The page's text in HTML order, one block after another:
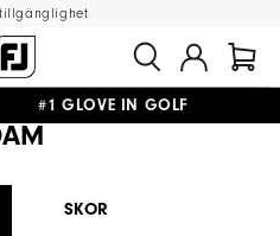
#1 GLOVE IN GOLF
ÖVER 999KR
SKOR